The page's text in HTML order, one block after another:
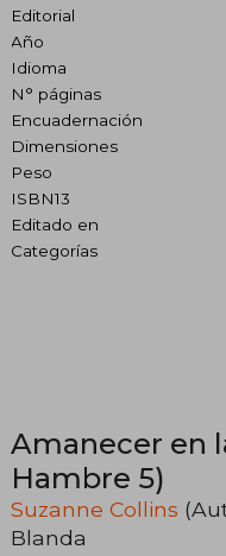
Editorial
Año
Idioma
N° páginas
Encuadernación
Dimensiones
Peso
ISBN13
Editado en
Categorías
Amanecer en
Hambre 5)
Suzanne Collins
Blanda